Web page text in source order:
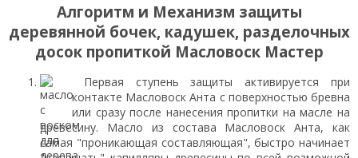
Алгоритм и Механизм защиты
деревянной бочек, кадушек, разделочных
досок пропиткой Масловоск Мастер
Первая ступень защиты активируется при
контакте Масловоск Анта с поверхностью бревна
или сразу после нанесения пропитки на масле на
древесину. Масло из состава Масловоск Анта, как
самая "проникающая составляющая", быстро начинает